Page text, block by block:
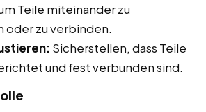
Teile miteinander zu
oder zu verbinden.
Sicherstellen, dass Teile
und fest verbunden sind.